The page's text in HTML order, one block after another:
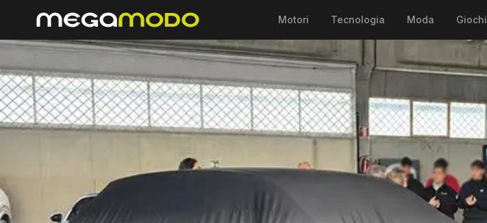
Motori Tecnologia Moda Giochi